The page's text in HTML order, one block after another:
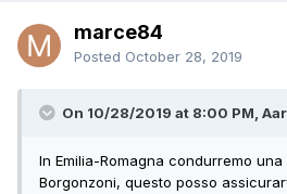
marce84
Posted October 28, 2019
On 10/28/2019 at 8:00 PM,
In Emilia-Romagna condurremo
Borgonzoni, questo posso